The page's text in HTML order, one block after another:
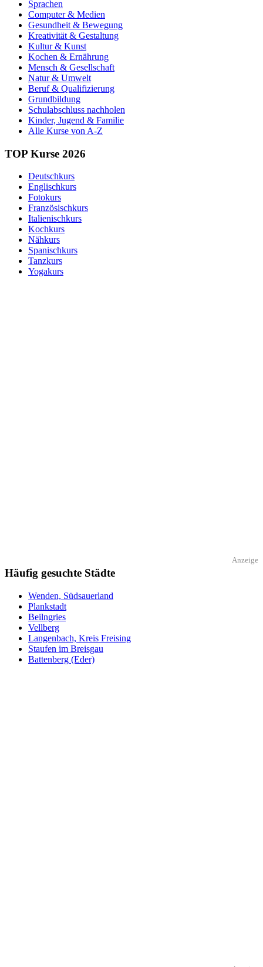
Sprachen
Computer & Medien
Gesundheit & Bewegung
Kreativität & Gestaltung
Kultur & Kunst
Kochen & Ernährung
Mensch & Gesellschaft
Natur & Umwelt
Beruf & Qualifizierung
Grundbildung
Schulabschluss nachholen
Kinder, Jugend & Familie
Alle Kurse von A-Z
TOP Kurse 2026
Deutschkurs
Englischkurs
Fotokurs
Französischkurs
Italienischkurs
Kochkurs
Nähkurs
Spanischkurs
Tanzkurs
Yogakurs
Anzeige
Häufig gesuchte Städte
Wenden, Südsauerland
Plankstadt
Beilngries
Vellberg
Langenbach, Kreis Freising
Staufen im Breisgau
Battenberg (Eder)